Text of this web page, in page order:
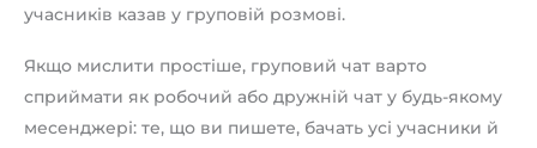
учасників казав у груповій розмові.
Якщо мислити простіше, груповий чат варто
сприймати як робочий або дружній чат у будь-якому
месенджері: те, що ви пишете, бачать усі учасники й